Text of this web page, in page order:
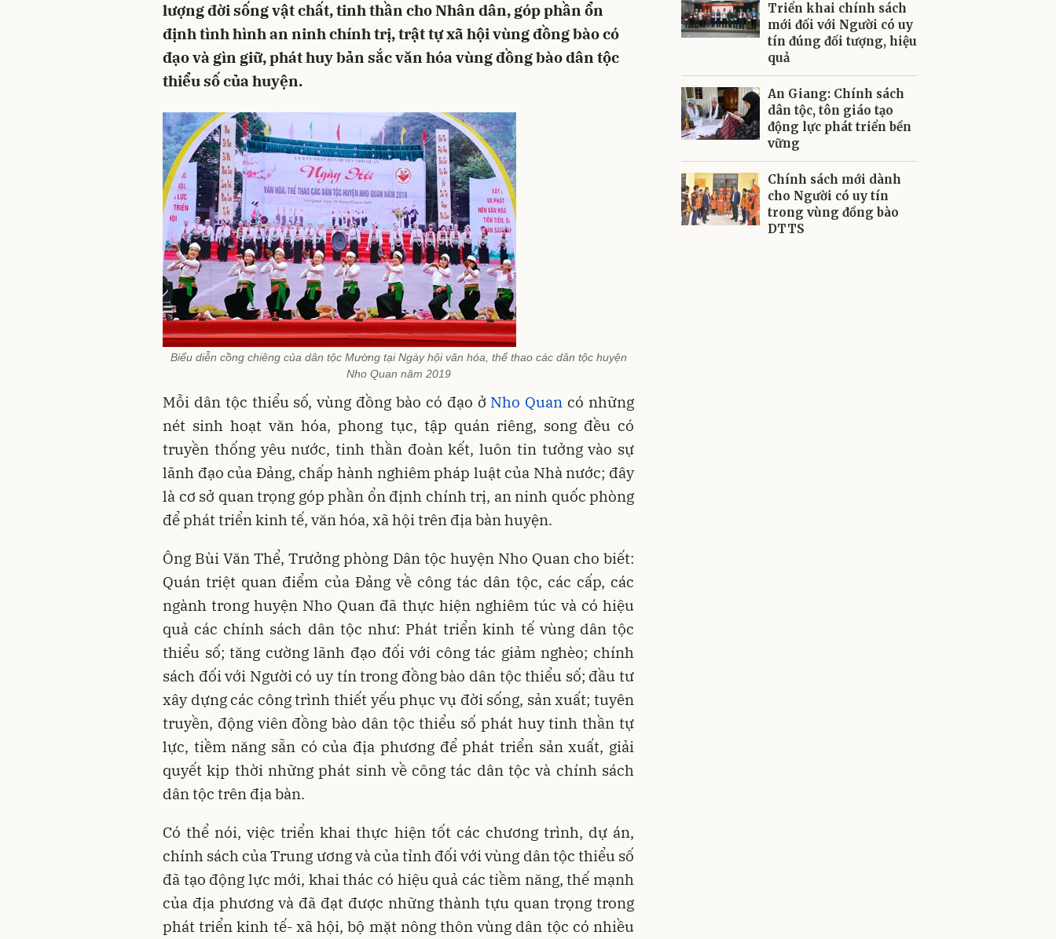
lượng đời sống vật chất, tinh thần cho Nhân dân, góp phần ổn
định tình hình an ninh chính trị, trật tự xã hội vùng đồng bào có
đạo và gìn giữ, phát huy bản sắc văn hóa vùng đồng bào dân tộc
thiểu số của huyện.
Biểu diễn cồng chiêng của dân tộc Mường tại Ngày hội văn hóa, thể thao các dân tộc huyện
Nho Quan năm 2019
Mỗi dân tộc thiểu số, vùng đồng bào có đạo ở Nho Quan có những
nét sinh hoạt văn hóa, phong tục, tập quán riêng, song đều có
truyền thống yêu nước, tinh thần đoàn kết, luôn tin tưởng vào sự
lãnh đạo của Đảng, chấp hành nghiêm pháp luật của Nhà nước; đây
là cơ sở quan trọng góp phần ổn định chính trị, an ninh quốc phòng
để phát triển kinh tế, văn hóa, xã hội trên địa bàn huyện.
Ông Bùi Văn Thể, Trưởng phòng Dân tộc huyện Nho Quan cho biết:
Quán triệt quan điểm của Đảng về công tác dân tộc, các cấp, các
ngành trong huyện Nho Quan đã thực hiện nghiêm túc và có hiệu
quả các chính sách dân tộc như: Phát triển kinh tế vùng dân tộc
thiểu số; tăng cường lãnh đạo đối với công tác giảm nghèo; chính
sách đối với Người có uy tín trong đồng bào dân tộc thiểu số; đầu tư
xây dựng các công trình thiết yếu phục vụ đời sống, sản xuất; tuyên
truyền, động viên đồng bào dân tộc thiểu số phát huy tinh thần tự
lực, tiềm năng sẵn có của địa phương để phát triển sản xuất, giải
quyết kịp thời những phát sinh về công tác dân tộc và chính sách
dân tộc trên địa bàn.
Có thể nói, việc triển khai thực hiện tốt các chương trình, dự án,
chính sách của Trung ương và của tỉnh đối với vùng dân tộc thiểu số
đã tạo động lực mới, khai thác có hiệu quả các tiềm năng, thế mạnh
của địa phương và đã đạt được những thành tựu quan trọng trong
phát triển kinh tế- xã hội, bộ mặt nông thôn vùng dân tộc có nhiều
Triển khai chính sách
mới đối với Người có uy
tín đúng đối tượng, hiệu
quả
An Giang: Chính sách
dân tộc, tôn giáo tạo
động lực phát triển bền
vững
Chính sách mới dành
cho Người có uy tín
trong vùng đồng bào
DTTS